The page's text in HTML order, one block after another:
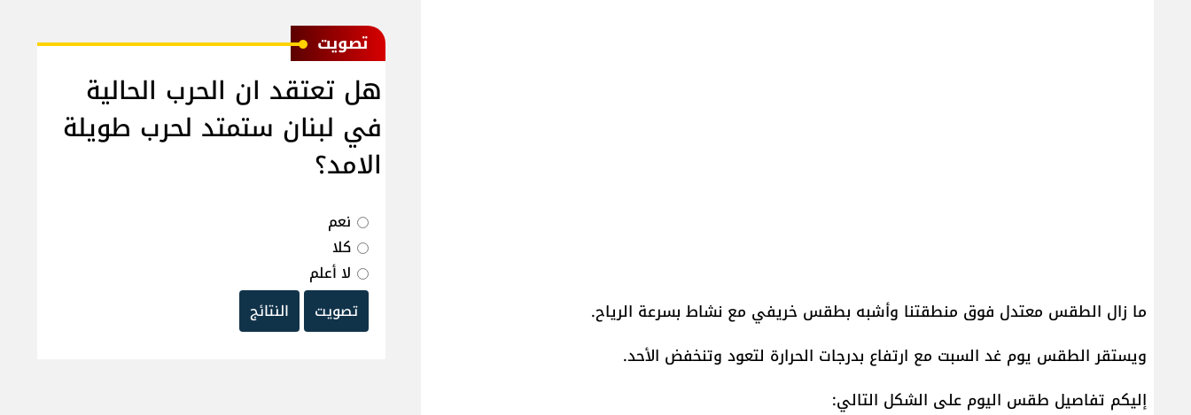
ما زال الطقس معتدل فوق منطقتنا وأشبه بطقس خريفي مع نشاط بسرعة الرياح.
ويستقر الطقس يوم غد السبت مع ارتفاع بدرجات الحرارة لتعود وتنخفض الأحد.
إليكم تفاصيل طقس اليوم على الشكل التالي:
ﺗﺼﻮﻳﺖ
هل تعتقد ان الحرب الحالية
في لبنان ستمتد لحرب طويلة
الامد؟
نعم
كلا
لا أعلم
تصويت
النتائج